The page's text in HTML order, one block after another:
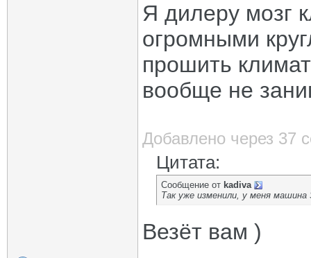
Я дилеру мозг
огромными
прошить
вообще не
Добавлено через 37
Цитата:
Сообщение от kadiva
Так уже изменили, у меня
Везёт вам )